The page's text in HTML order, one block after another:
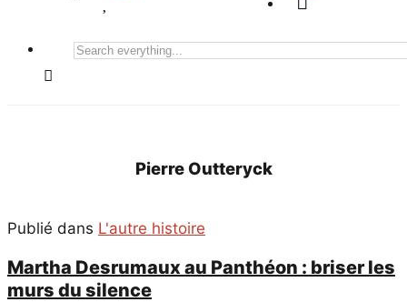
Search
Pierre Outteryck
Publié dans L'autre histoire
Martha Desrumaux au Panthéon : briser les
murs du silence